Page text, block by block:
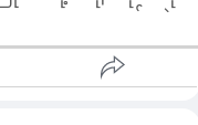
က်ပြီး လျှာပူလောင်
ရိုးရှင်းတဲ့အဆက်အသွယ်
။
ေးထွေးစရာကောင်းတဲ့
ယ်။
းနိုင်ငံကြီးတစ်ခုဖြစ်ပေ
ဝချမ်းသာမှုနဲ့ နေ့စဉ်ဘဝ